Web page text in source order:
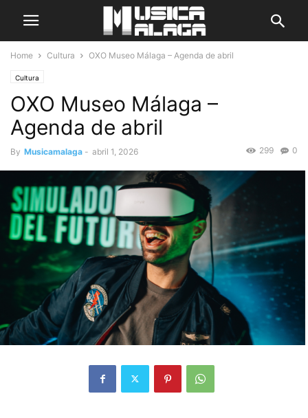
Home Cultura OXO Museo Málaga – Agenda de abril
Cultura
OXO Museo Málaga –
Agenda de abril
By Musicamalaga - abril 1, 2026 0
299